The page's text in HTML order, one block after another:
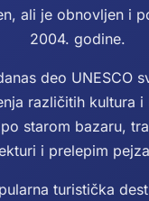
ali je obnovljen i
2004. godine.
deo UNESCO
različitih kultura
starom bazaru,
i prelepim
turistička